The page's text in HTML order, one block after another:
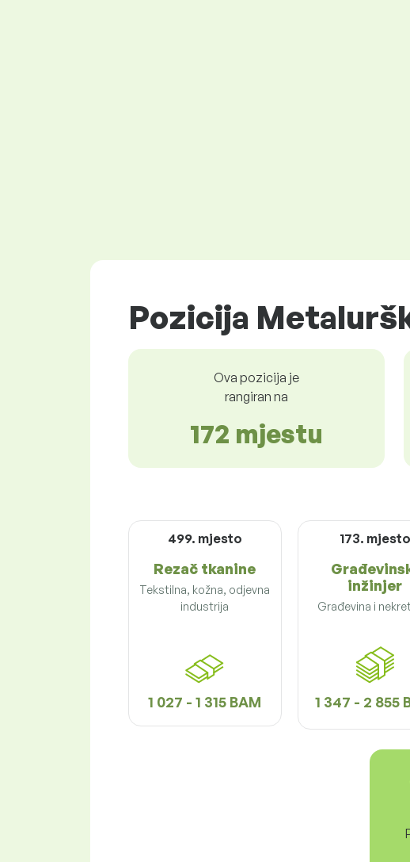
Pozicija
Ova pozicija je
rangiran na
172 mjestu
499. mjesto
Rezač tkanine
Tekstilna, kožna, odjevna
industrija
1 027 - 1 315 BAM
173. mjesto
inžinjer
Građevina i
1 347 - 2 855